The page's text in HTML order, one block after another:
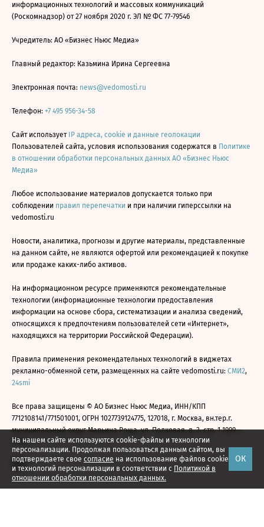
На нашем сайте используются cookie-файлы и технологии
персонализации. Продолжая пользоваться данным сайтом, вы
подтверждаете свое согласие на использование файлов cookie
и технологий персонализации в соответствии с Политикой в
отношении обработки персональных данных.
ОК
информационных технологий и массовых коммуникаций
(Роскомнадзор) от 27 ноября 2020 г. ЭЛ № ФС 77-79546
Учредитель: АО «Бизнес Ньюс Медиа»
Главный редактор: Казьмина Ирина Сергеевна
Электронная почта: news@vedomosti.ru
Телефон: +7 495 956-34-58
Сайт использует IP адреса, cookie и данные геолокации
Пользователей сайта, условия использования содержатся в Политике
в отношении обработки персональных данных АО «Бизнес Ньюс
Медиа»
Любое использование материалов допускается только при
соблюдении правил перепечатки и при наличии гиперссылки на
vedomosti.ru
Новости, аналитика, прогнозы и другие материалы, представленные
на данном сайте, не являются офертой или рекомендацией к покупке
или продаже каких-либо активов.
На информационном ресурсе применяются рекомендательные
технологии (информационные технологии предоставления
информации на основе сбора, систематизации и анализа сведений,
относящихся к предпочтениям пользователей сети «Интернет»,
находящихся на территории Российской Федерации).
Правила применения рекомендательных технологий в виджетах
рекламно-обменной сети, размещенных на сайте vedomosti.ru: СМИ2,
24smi
Все права защищены © АО Бизнес Ньюс Медиа, ИНН/КПП
7712108141/771501001, ОГРН 1027739124775, 127018, г. Москва, вн.тер.г.
муниципальный округ Марьина Роща, ул. Полковая, д. 3, стр. 1 1999—
2026